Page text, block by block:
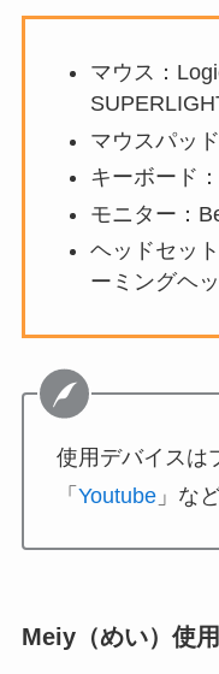
マウス：
マウスパッ
キーボード
モニター：
ヘッドセッ
ーミングヘ
使用デバイスは
「 Youtube」な
Meiy（めい）使